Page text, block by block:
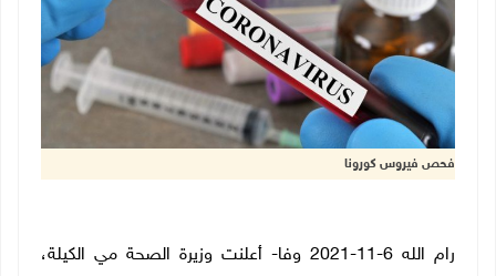
فحص فيروس كورونا
رام الله 6-11-2021 وفا- أعلنت وزيرة الصحة مي الكيلة،